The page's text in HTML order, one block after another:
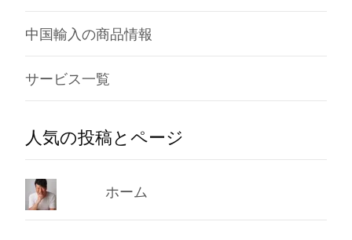
中国輸入の商品情報
サービス一覧
人気の投稿とページ
ホーム